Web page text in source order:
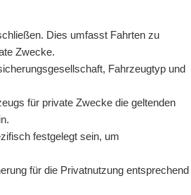
Dies umfasst Fahrten zu
Zwecke.
Fahrzeugtyp und
für private Zwecke die geltenden
festgelegt sein, um
für die Privatnutzung entsprechend